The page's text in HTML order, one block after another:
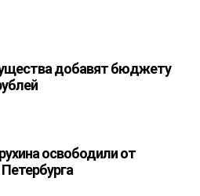
добавят бюджету
освободили от